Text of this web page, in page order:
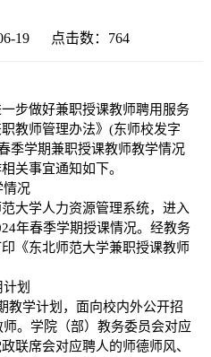
19 点击数： 764
步做好兼职授课教师聘用服务
教师管理办法》(东师校发字
季学期兼职授课教师教学情况
关事宜通知如下。
情况
大学人力资源管理系统，进入
年春季学期授课情况。经教务
《东北师范大学兼职授课教师
划
教学计划，面向校内外公开招
。学院（部）教务委员会对应
联席会对应聘人的师德师风、